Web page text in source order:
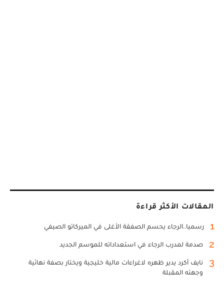
المقالات الأكثر قراءة
1 رسميا..الرجاء يحسم الصفقة الأغلى في الميركاتو الصيفي
2 صدمة لمدرب الرجاء في استعداداته للموسم الجديد
3
نايف أكرد يدير ظهره لاغراءات مالية خليجية ويختار بصفة نهائية
وجهته المقبلة